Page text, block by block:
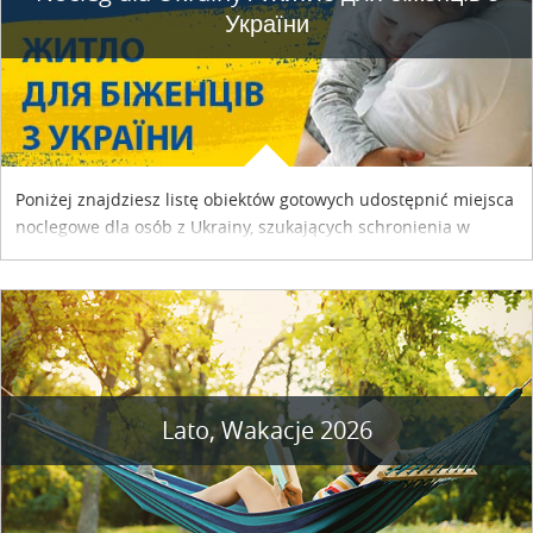
України
Poniżej znajdziesz listę obiektów gotowych udostępnić miejsca
noclegowe dla osób z Ukrainy, szukających schronienia w
Lato, Wakacje 2026